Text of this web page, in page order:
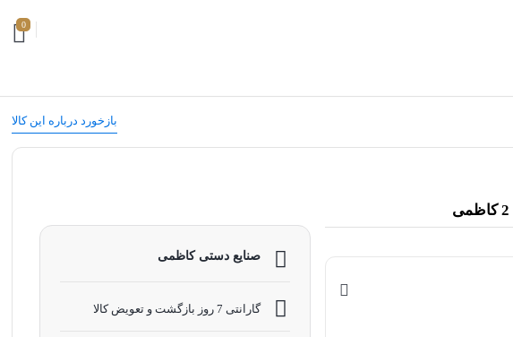
0
بازخورد درباره این کالا
صنایع دستی کاظمی
گارانتی 7 روز بازگشت و تعویض کالا